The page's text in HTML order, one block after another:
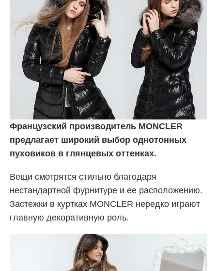
Французский производитель MONCLER
предлагает широкий выбор однотонных
пуховиков в глянцевых оттенках.
Вещи смотрятся стильно благодаря
нестандартной фурнитуре и ее расположению.
Застежки в куртках MONCLER нередко играют
главную декоративную роль.